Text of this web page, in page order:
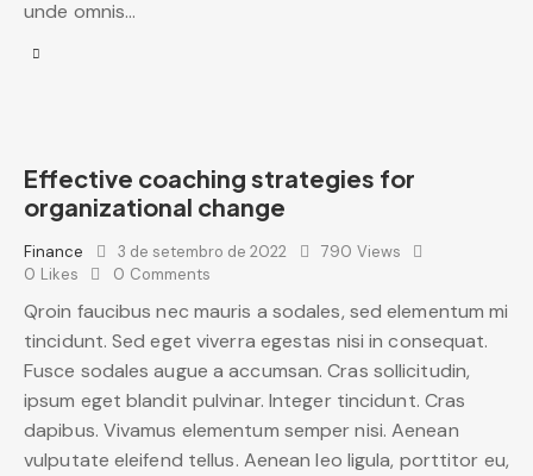
unde omnis…
Effective coaching strategies for
organizational change
Finance 3 de setembro de 2022 790 Views
0 Likes 0 Comments
Qroin faucibus nec mauris a sodales, sed elementum mi
tincidunt. Sed eget viverra egestas nisi in consequat.
Fusce sodales augue a accumsan. Cras sollicitudin,
ipsum eget blandit pulvinar. Integer tincidunt. Cras
dapibus. Vivamus elementum semper nisi. Aenean
vulputate eleifend tellus. Aenean leo ligula, porttitor eu,